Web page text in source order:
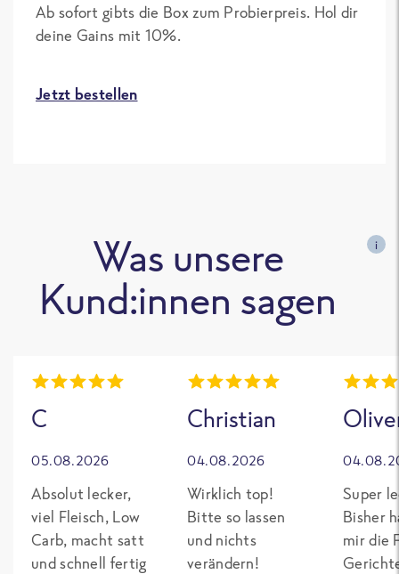
Ab sofort gibts die Box zum Probierpreis. Hol dir
deine Gains mit 10%.
Jetzt bestellen
Was unsere
Kund:innen sagen
i
C
05.08.2026
Absolut lecker,
viel Fleisch, Low
Carb, macht satt
und schnell fertig
Christian
04.08.2026
Wirklich top!
Bitte so lassen
und nichts
verändern!
Super
Bisher
mir die